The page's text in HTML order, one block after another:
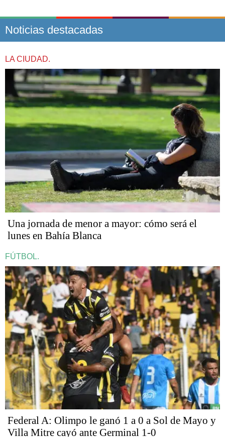
Noticias destacadas
LA CIUDAD.
Una jornada de menor a mayor: cómo será el
lunes en Bahía Blanca
FÚTBOL.
Federal A: Olimpo le ganó 1 a 0 a Sol de Mayo y
Villa Mitre cayó ante Germinal 1-0